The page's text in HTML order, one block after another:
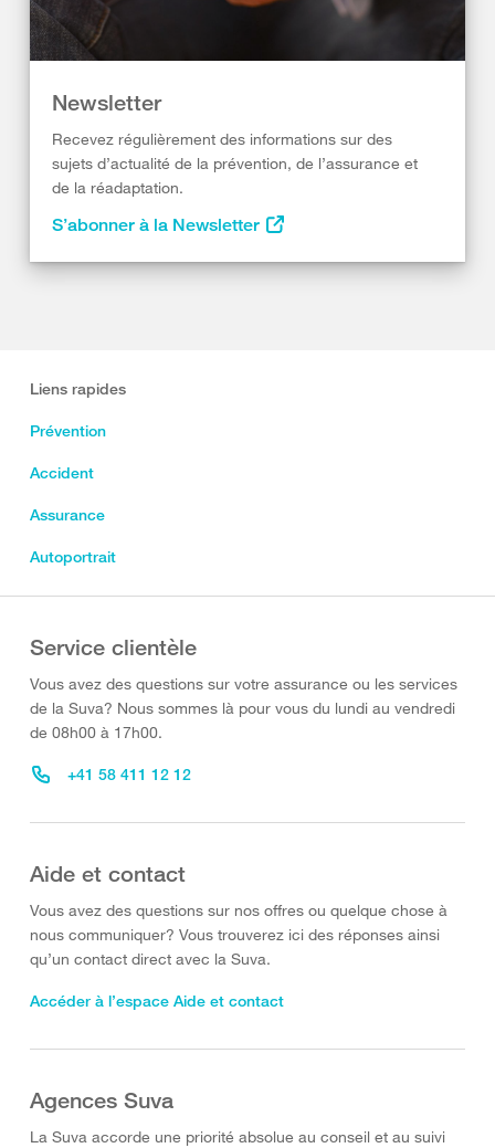
Newsletter
Recevez régulièrement des informations sur des
sujets d’actualité de la prévention, de l’assurance et
de la réadaptation.
S’abonner à la Newsletter
Liens rapides
Prévention
Accident
Assurance
Autoportrait
Service clientèle
Vous avez des questions sur votre assurance ou les services
de la Suva? Nous sommes là pour vous du lundi au vendredi
de 08h00 à 17h00.
+41 58 411 12 12
Aide et contact
Vous avez des questions sur nos offres ou quelque chose à
nous communiquer? Vous trouverez ici des réponses ainsi
qu’un contact direct avec la Suva.
Accéder à l’espace Aide et contact
Agences Suva
La Suva accorde une priorité absolue au conseil et au suivi